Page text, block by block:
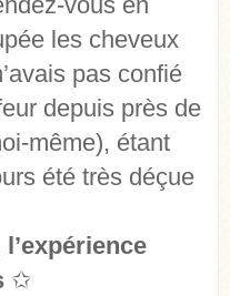
les cheveux
pas confié
depuis près de
même), étant
été très déçue
✩